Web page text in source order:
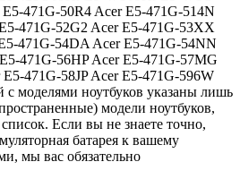
471G-50R4 Acer E5-471G-514N
471G-52G2 Acer E5-471G-53XX
471G-54DA Acer E5-471G-54NN
471G-56HP Acer E5-471G-57MG
471G-58JP Acer E5-471G-596W
с моделями ноутбуков указаны лишь
модели ноутбуков,
Если вы не знаете точно,
батарея к вашему
мы вас обязательно